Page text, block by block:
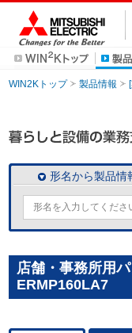
WIN2Kトップ 製品情報
形名から製品情
店舗・事務所用
ERMP160LA7